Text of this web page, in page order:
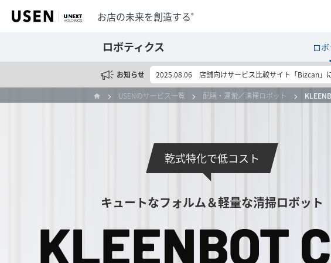
ロボティクス ロ
お店の未来を創造する®
お知らせ 2025.08.06 店舗向けサービス比較サイト「Bizcan」
USENのサービス一覧 配膳・運搬／清掃ロボット
乾式特化で低コスト
キュートなフォルム＆軽量な清掃ロボット